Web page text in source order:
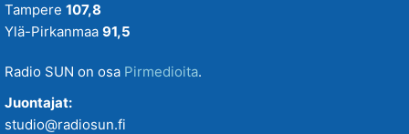
Tampere 107,8
Ylä-Pirkanmaa 91,5
Radio SUN on osa Pirmedioita.
Juontajat:
studio@radiosun.fi